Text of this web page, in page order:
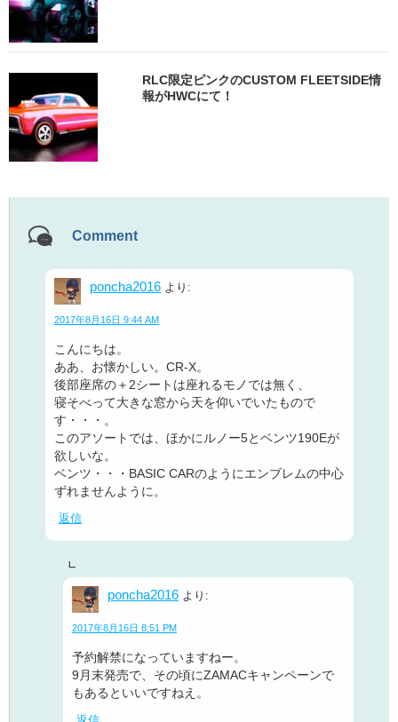
RLC限定ピンクのCUSTOM FLEETSIDE情
報がHWCにて！
Comment
poncha2016 より:
2017年8月16日 9:44 AM
こんにちは。
ああ、お懐かしい。CR-X。
後部座席の＋2シートは座れるモノでは無く、
寝そべって大きな窓から天を仰いでいたもので
す・・・。
このアソートでは、ほかにルノー5とベンツ190Eが
欲しいな。
ベンツ・・・BASIC CARのようにエンブレムの中心
ずれませんように。
返信
poncha2016 より:
2017年8月16日 8:51 PM
予約解禁になっていますねー。
9月末発売で、その頃にZAMACキャンペーンで
もあるといいですねえ。